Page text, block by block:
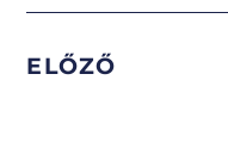
ELŐZŐ